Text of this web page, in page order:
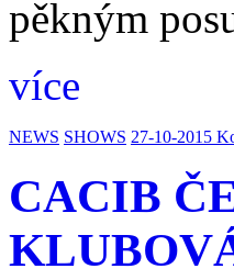
pěkným
více
NEWS SHOWS 27-10-2015
CACIB